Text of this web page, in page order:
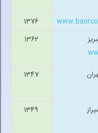
1376
1362
1347
1349